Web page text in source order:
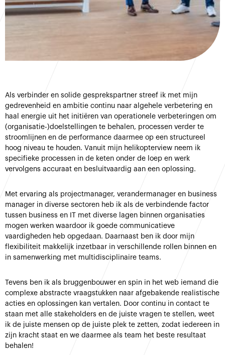
Als verbinder en solide gesprekspartner streef ik met mijn
gedrevenheid en ambitie continu naar algehele verbetering en
haal energie uit het initiëren van operationele verbeteringen om
(organisatie-)doelstellingen te behalen, processen verder te
stroomlijnen en de performance daarmee op een structureel
hoog niveau te houden. Vanuit mijn helikopterview neem ik
specifieke processen in de keten onder de loep en werk
vervolgens accuraat en besluitvaardig aan een oplossing.
Met ervaring als projectmanager, verandermanager en business
manager in diverse sectoren heb ik als de verbindende factor
tussen business en IT met diverse lagen binnen organisaties
mogen werken waardoor ik goede communicatieve
vaardigheden heb opgedaan. Daarnaast ben ik door mijn
flexibiliteit makkelijk inzetbaar in verschillende rollen binnen en
in samenwerking met multidisciplinaire teams.
Tevens ben ik als bruggenbouwer en spin in het web iemand die
complexe abstracte vraagstukken naar afgebakende realistische
acties en oplossingen kan vertalen. Door continu in contact te
staan met alle stakeholders en de juiste vragen te stellen, weet
ik de juiste mensen op de juiste plek te zetten, zodat iedereen in
zijn kracht staat en we daarmee als team het beste resultaat
behalen!